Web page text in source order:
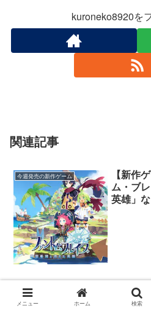
kuroneko8920を
関連記事
今週発売の新作ゲーム
【新作
ム・ブ
英雄」
今週発売の新作ゲーム
今週発
ンロー
メニュー ホーム 検索